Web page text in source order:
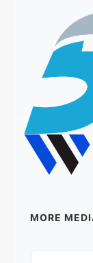
MORE